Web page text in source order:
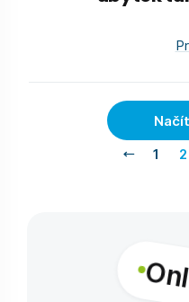
1
2